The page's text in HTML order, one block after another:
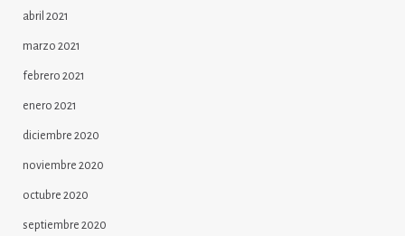
abril 2021
marzo 2021
febrero 2021
enero 2021
diciembre 2020
noviembre 2020
octubre 2020
septiembre 2020